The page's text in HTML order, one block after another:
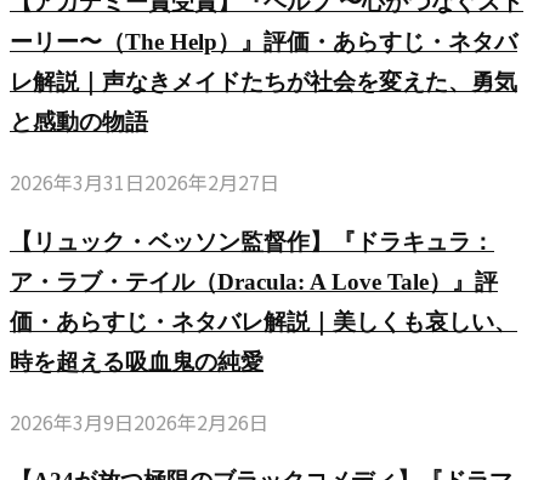
ーリー〜（The Help）』評価・あらすじ・ネタバ
レ解説｜声なきメイドたちが社会を変えた、勇気
と感動の物語
2026年3月31日2026年2月27日
【リュック・ベッソン監督作】『ドラキュラ：
ア・ラブ・テイル（Dracula: A Love Tale）』評
価・あらすじ・ネタバレ解説｜美しくも哀しい、
時を超える吸血鬼の純愛
2026年3月9日2026年2月26日